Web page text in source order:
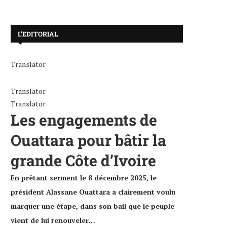
L’EDITORIAL
Translator
Translator
Translator
Les engagements de
Ouattara pour bâtir la
grande Côte d’Ivoire
En prêtant serment le 8 décembre 2025, le
président Alassane Ouattara a clairement voulu
marquer une étape, dans son bail que le peuple
vient de lui renouveler…